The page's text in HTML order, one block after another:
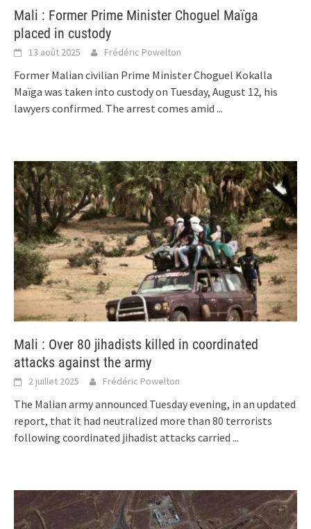
Mali : Former Prime Minister Choguel Maïga
placed in custody
13 août 2025 Frédéric Powelton
Former Malian civilian Prime Minister Choguel Kokalla
Maïga was taken into custody on Tuesday, August 12, his
lawyers confirmed. The arrest comes amid ...
Mali : Over 80 jihadists killed in coordinated
attacks against the army
2 juillet 2025 Frédéric Powelton
The Malian army announced Tuesday evening, in an updated
report, that it had neutralized more than 80 terrorists
following coordinated jihadist attacks carried ...